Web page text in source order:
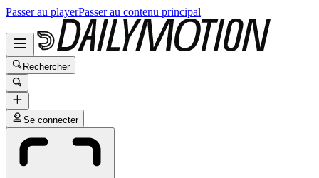
Passer au playerPasser au contenu principal
Rechercher
Se connecter